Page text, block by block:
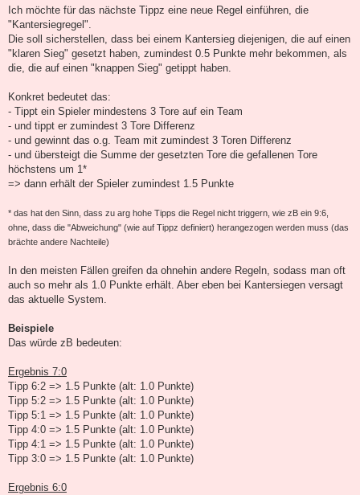
i
r
a
Ich möchte für das nächste Tippz eine neue Regel einführen, die
"Kantersiegregel".
Die soll sicherstellen, dass bei einem Kantersieg diejenigen, die auf einen
"klaren Sieg" gesetzt haben, zumindest 0.5 Punkte mehr bekommen, als
die, die auf einen "knappen Sieg" getippt haben.
Konkret bedeutet das:
- Tippt ein Spieler mindestens 3 Tore auf ein Team
- und tippt er zumindest 3 Tore Differenz
- und gewinnt das o.g. Team mit zumindest 3 Toren Differenz
- und übersteigt die Summe der gesetzten Tore die gefallenen Tore
höchstens um 1*
=> dann erhält der Spieler zumindest 1.5 Punkte
* das hat den Sinn, dass zu arg hohe Tipps die Regel nicht triggern, wie zB ein 9:6,
ohne, dass die "Abweichung" (wie auf Tippz definiert) herangezogen werden muss (das
brächte andere Nachteile)
In den meisten Fällen greifen da ohnehin andere Regeln, sodass man oft
auch so mehr als 1.0 Punkte erhält. Aber eben bei Kantersiegen versagt
das aktuelle System.
Beispiele
Das würde zB bedeuten:
Ergebnis 7:0
Tipp 6:2 => 1.5 Punkte (alt: 1.0 Punkte)
Tipp 5:2 => 1.5 Punkte (alt: 1.0 Punkte)
Tipp 5:1 => 1.5 Punkte (alt: 1.0 Punkte)
Tipp 4:0 => 1.5 Punkte (alt: 1.0 Punkte)
Tipp 4:1 => 1.5 Punkte (alt: 1.0 Punkte)
Tipp 3:0 => 1.5 Punkte (alt: 1.0 Punkte)
Ergebnis 6:0